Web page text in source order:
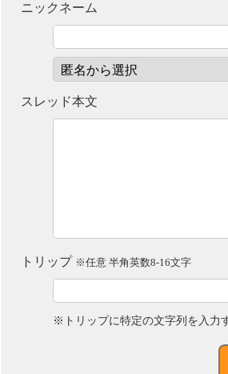
ニックネーム
スレッド本文
トリップ ※任意 半角英数8-16文字
※トリップに特定の文字列を入力